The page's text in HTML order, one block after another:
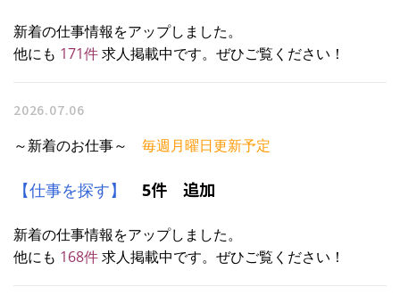
新着の仕事情報をアップしました。
他にも 171件求人掲載中です。ぜひご覧ください！
2026.07.06
～新着のお仕事～ 毎週月曜日更新予定
【仕事を探す】 5件 追加
新着の仕事情報をアップしました。
他にも 168件求人掲載中です。ぜひご覧ください！